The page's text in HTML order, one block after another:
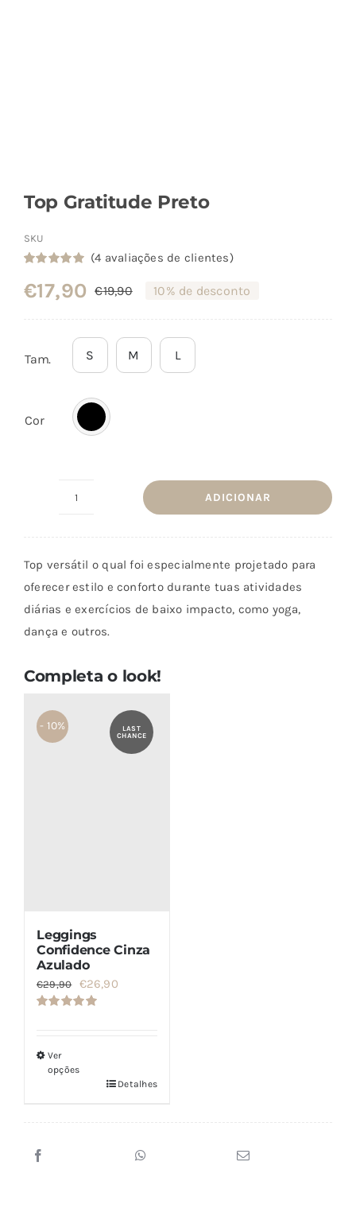
Top Gratitude Preto
SKU
com5.00em
5 com base
(4 avaliações de clientes)
€19,90O
original
era:
€17,90
O
atual
é:
10% de desconto
Tam. S M L
Cor
Gratitude
Preto
ADICIONAR
Top versátil o qual foi especialmente projetado para
oferecer estilo e conforto durante tuas atividades
diárias e exercícios de baixo impacto, como yoga,
dança e outros.
Completa o look!
LAST
CHANCE
- 10%
Leggings
Confidence Cinza
Azulado
€29,90
O
preço
€29,90.
€26,90O
Ver
opções
várias
Detalhes